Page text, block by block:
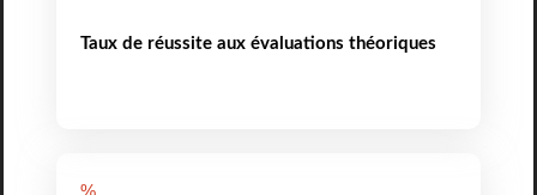
Taux de réussite aux évaluations théoriques